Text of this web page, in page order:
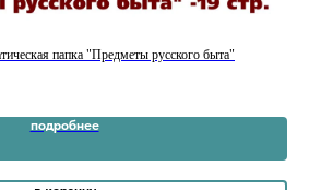
папка "Предметы русского быта"
подробнее